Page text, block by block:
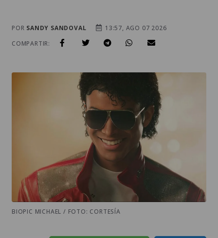
POR SANDY SANDOVAL
13:57, AGO 07 2026
COMPARTIR:
BIOPIC MICHAEL / FOTO: CORTESÍA